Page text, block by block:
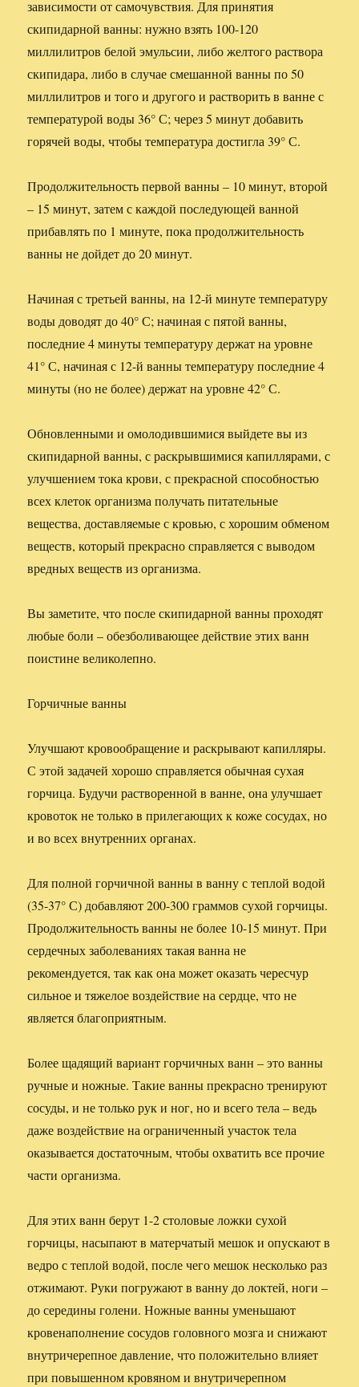
зависимости от самочувствия. Для принятия
скипидарной ванны: нужно взять 100-120
миллилитров белой эмульсии, либо желтого раствора
скипидара, либо в случае смешанной ванны по 50
миллилитров и того и другого и растворить в ванне с
температурой воды 36° С; через 5 минут добавить
горячей воды, чтобы температура достигла 39° С.
Продолжительность первой ванны – 10 минут, второй
– 15 минут, затем с каждой последующей ванной
прибавлять по 1 минуте, пока продолжительность
ванны не дойдет до 20 минут.
Начиная с третьей ванны, на 12-й минуте температуру
воды доводят до 40° С; начиная с пятой ванны,
последние 4 минуты температуру держат на уровне
41° С, начиная с 12-й ванны температуру последние 4
минуты (но не более) держат на уровне 42° С.
Обновленными и омолодившимися выйдете вы из
скипидарной ванны, с раскрывшимися капиллярами, с
улучшением тока крови, с прекрасной способностью
всех клеток организма получать питательные
вещества, доставляемые с кровью, с хорошим обменом
веществ, который прекрасно справляется с выводом
вредных веществ из организма.
Вы заметите, что после скипидарной ванны проходят
любые боли – обезболивающее действие этих ванн
поистине великолепно.
Горчичные ванны
Улучшают кровообращение и раскрывают капилляры.
С этой задачей хорошо справляется обычная сухая
горчица. Будучи растворенной в ванне, она улучшает
кровоток не только в прилегающих к коже сосудах, но
и во всех внутренних органах.
Для полной горчичной ванны в ванну с теплой водой
(35-37° С) добавляют 200-300 граммов сухой горчицы.
Продолжительность ванны не более 10-15 минут. При
сердечных заболеваниях такая ванна не
рекомендуется, так как она может оказать чересчур
сильное и тяжелое воздействие на сердце, что не
является благоприятным.
Более щадящий вариант горчичных ванн – это ванны
ручные и ножные. Такие ванны прекрасно тренируют
сосуды, и не только рук и ног, но и всего тела – ведь
даже воздействие на ограниченный участок тела
оказывается достаточным, чтобы охватить все прочие
части организма.
Для этих ванн берут 1-2 столовые ложки сухой
горчицы, насыпают в матерчатый мешок и опускают в
ведро с теплой водой, после чего мешок несколько раз
отжимают. Руки погружают в ванну до локтей, ноги –
до середины голени. Ножные ванны уменьшают
кровенаполнение сосудов головного мозга и снижают
внутричерепное давление, что положительно влияет
при повышенном кровяном и внутричерепном